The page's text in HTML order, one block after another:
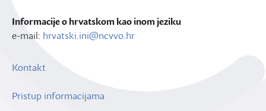
Informacije o hrvatskom kao inom jeziku
e-mail: hrvatski.ini@ncvvo.hr
Kontakt
Pristup informacijama